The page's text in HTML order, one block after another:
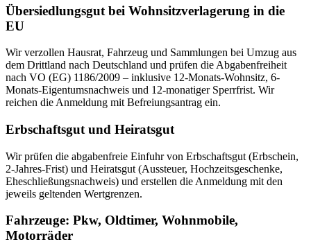
Übersiedlungsgut bei Wohnsitzverlagerung in die
EU
Wir verzollen Hausrat, Fahrzeug und Sammlungen bei Umzug aus
dem Drittland nach Deutschland und prüfen die Abgabenfreiheit
nach VO (EG) 1186/2009 – inklusive 12-Monats-Wohnsitz, 6-
Monats-Eigentumsnachweis und 12-monatiger Sperrfrist. Wir
reichen die Anmeldung mit Befreiungsantrag ein.
Erbschaftsgut und Heiratsgut
Wir prüfen die abgabenfreie Einfuhr von Erbschaftsgut (Erbschein,
2-Jahres-Frist) und Heiratsgut (Aussteuer, Hochzeitsgeschenke,
Eheschließungsnachweis) und erstellen die Anmeldung mit den
jeweils geltenden Wertgrenzen.
Fahrzeuge: Pkw, Oldtimer, Wohnmobile,
Motorräder